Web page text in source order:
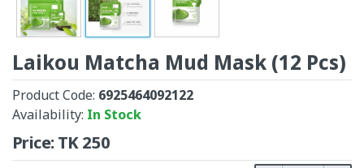
Laikou Matcha Mud Mask (12 Pcs)
Product Code: 6925464092122
Availability: In Stock
Price:TK250